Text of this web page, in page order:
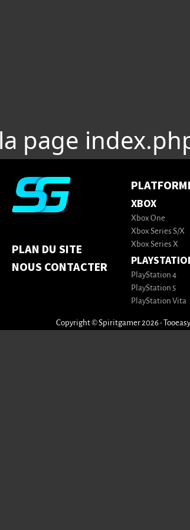
page
PLAN DU SITE
NOUS CONTACTER
XBOX
Xbox One
Xbox Series S/X
Xbox Series X
PlayStation 4
PlayStation 5
PlayStation Vita
Copyright © Spiritgamer 2026 • Tooeasy